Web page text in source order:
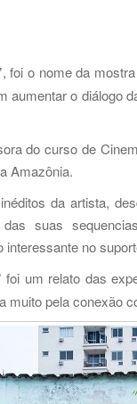
, foi o nome da
aumentar o
do curso de
Amazônia.
da artista,
suas
no
foi um relato das
muito pela conexão